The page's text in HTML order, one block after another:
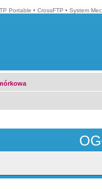
Portable • CrossFTP • System